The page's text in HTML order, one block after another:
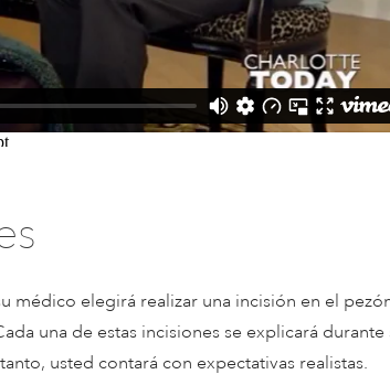
médico elegirá realizar una incisión en el
una de estas incisiones se explicará durante
usted contará con expectativas realistas.